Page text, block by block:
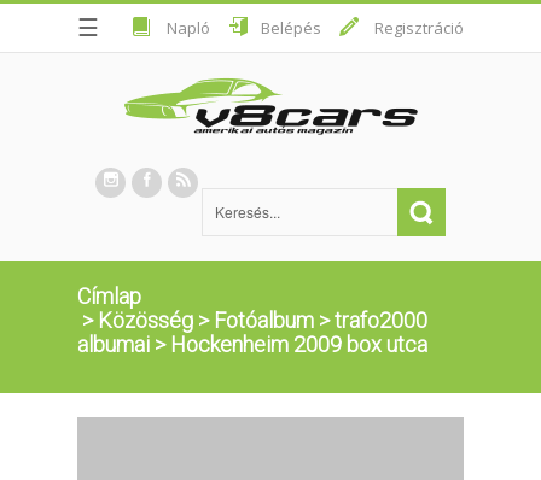
☰ Napló Belépés Regisztráció
Címlap
> Közösség > Fotóalbum >trafo2000
albumai > Hockenheim 2009 box utca